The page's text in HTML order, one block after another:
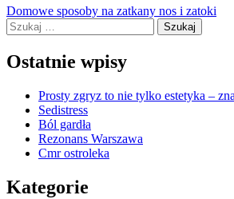
Nawigacja
wpisu
Domowe sposoby na zatkany nos i zatoki
Szukaj:
Ostatnie wpisy
Prosty zgryz to nie tylko estetyka –
Sedistress
Ból gardła
Rezonans Warszawa
Cmr ostroleka
Kategorie